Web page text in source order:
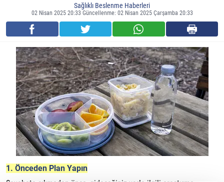
Sağlıklı Beslenme Haberleri
02 Nisan 2025 20:33 Güncellenme: 02 Nisan 2025 Çarşamba 20:33
1. Önceden Plan Yapın